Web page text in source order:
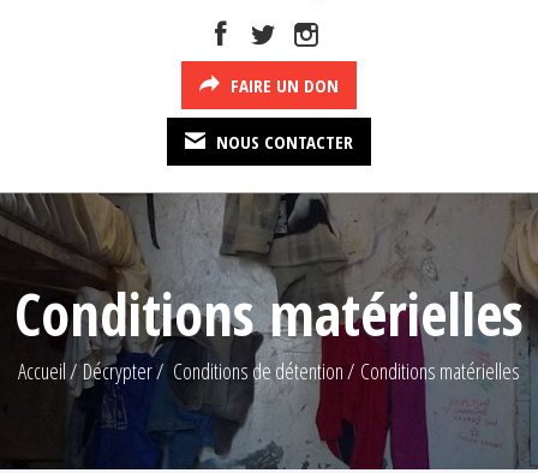
FAIRE UN DON
NOUS CONTACTER
Conditions matérielles
Accueil Décrypter Conditions de détention Conditions matérielles